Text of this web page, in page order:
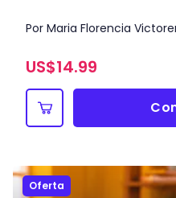
Por Maria Florencia
US$14.99
Oferta